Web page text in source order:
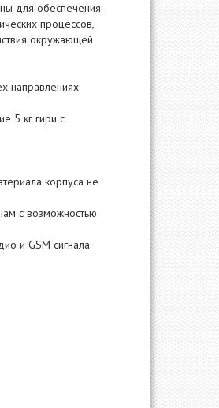
для обеспечения
процессов,
окружающей
направлениях
5 кг гири с
корпуса не
с возможностью
и GSM сигнала.